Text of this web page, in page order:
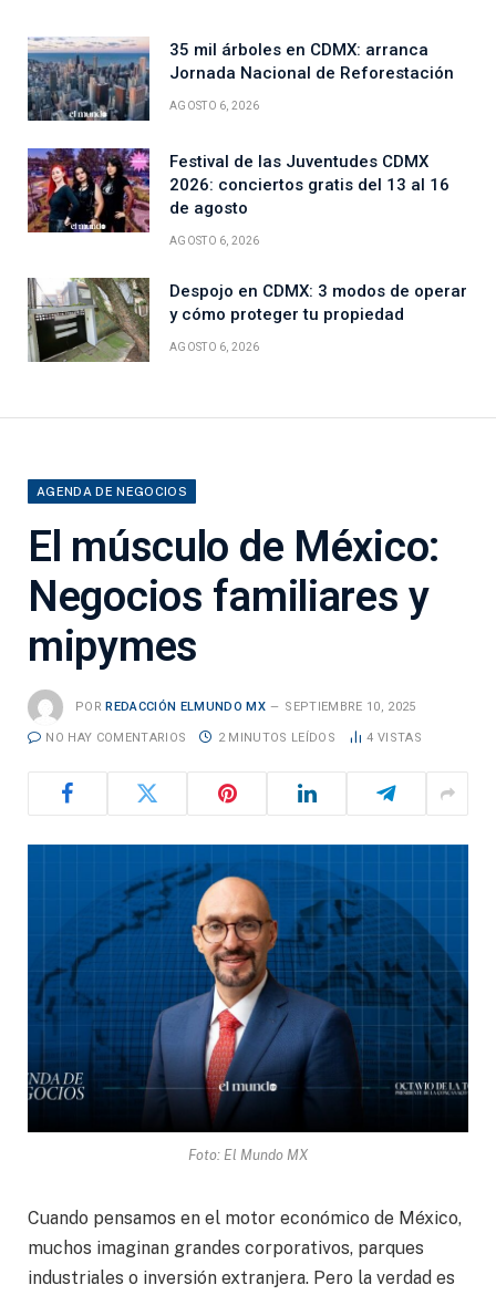
35 mil árboles en CDMX: arranca
Jornada Nacional de Reforestación
AGOSTO 6, 2026
Festival de las Juventudes CDMX
2026: conciertos gratis del 13 al 16
de agosto
AGOSTO 6, 2026
Despojo en CDMX: 3 modos de operar
y cómo proteger tu propiedad
AGOSTO 6, 2026
AGENDA DE NEGOCIOS
El músculo de México:
Negocios familiares y
mipymes
POR REDACCIÓN ELMUNDO MX SEPTIEMBRE 10, 2025
NO HAY COMENTARIOS 2 MINUTOS LEÍDOS 4 VISTAS
Foto: El Mundo MX
Cuando pensamos en el motor económico de México,
muchos imaginan grandes corporativos, parques
industriales o inversión extranjera. Pero la verdad es